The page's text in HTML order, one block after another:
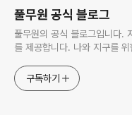
풀무원 공식 블로그
풀무원의 공식 블로그입니다.
를 제공합니다. 나와 지구를 위
구독하기